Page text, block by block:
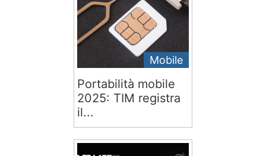
Mobile
Portabilità mobile
2025: TIM registra
il...